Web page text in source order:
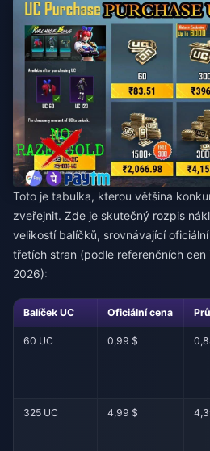
Toto je tabulka, kterou většina
zveřejnit. Zde je skutečný rozpis
velikostí balíčků, srovnávající
třetích stran (podle referenčních cen
2026):
Balíček UC Oficiální cena
60 UC 0,99 $
325 UC 4,99 $